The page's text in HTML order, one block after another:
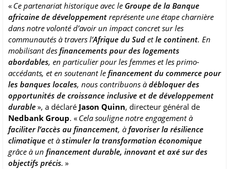
« Ce partenariat historique avec le Groupe de la Banque
africaine de développement représente une étape charnière
dans notre volonté d’avoir un impact concret sur les
communautés à travers l’Afrique du Sud etle continent. En
mobilisant des financements pour des logements
abordables, en particulier pour les femmes et les primo-
accédants, et en soutenant le financement du commerce pour
les banques locales, nous contribuons àdébloquer des
opportunités de croissance inclusive et de développement
durable», a déclaré Jason Quinn, directeur général de
Nedbank Group. « Cela souligne notre engagement à
faciliter l’accès au financement, àfavoriser la résilience
climatique et àstimuler la transformation économique
grâce à un financement durable, innovant et axé sur des
objectifs précis. »